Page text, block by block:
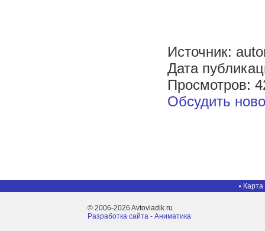
Источник:
Дата
Просмотров:
Обсудить
Карта
© 2006-2026 Avtovladik.ru
Разработка сайта - Aниматика